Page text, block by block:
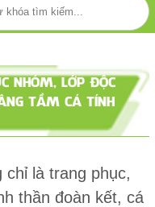
NHÓM, LỚP ĐỘC
TẦM CÁ TÍNH
chỉ là trang phục,
thần đoàn kết, cá